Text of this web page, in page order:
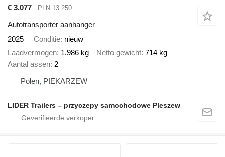
€ 3.077 PLN 13.250
Autotransporter aanhanger
2025
Conditie nieuw
Laadvermogen 1.986 kg Netto gewicht 714 kg
Aantal assen 2
Polen, PIEKARZEW
LIDER Trailers – przyczepy samochodowe Pleszew